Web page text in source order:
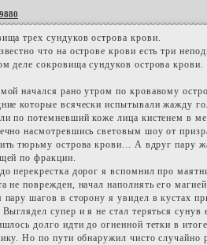
трех сундуков острова крови.
что на острове крови есть три
деле сокровища сундуков острова крови.
начался рано утром по кровавому
которые всячески испытывали жажду
по потемневший коже лица кистенем в
насмотревшись световым шоу от
тюрьму острова крови... А вдруг пару
по фракции.
перекрестка дорог я вспомнил про
не поврежден, начал наполнять его
пару шагов в сторону я увидел в кустах
супер и я не стал теряться
долго идти до огненной тетки в
Но по пути обнаружил чисто случайно